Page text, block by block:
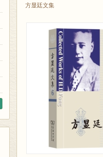
方显廷文集